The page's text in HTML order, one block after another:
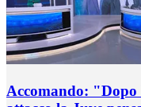
Accomando: